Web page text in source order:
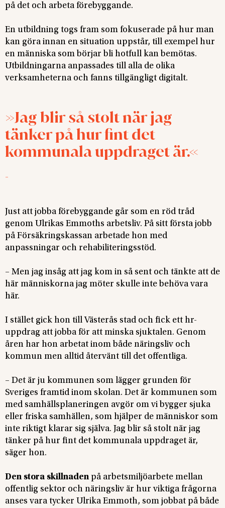
på det och arbeta förebyggande.
En utbildning togs fram som fokuserade på hur man
kan göra innan en situation uppstår, till exempel hur
en människa som börjar bli hotfull kan bemötas.
Utbildningarna anpassades till alla de olika
verksamheterna och fanns tillgängligt digitalt.
Jag blir så stolt när jag
tänker på hur fint det
kommunala uppdraget är.
-
Just att jobba förebyggande går som en röd tråd
genom Ulrikas Emmoths arbetsliv. På sitt första jobb
på Försäkringskassan arbetade hon med
anpassningar och rehabiliteringsstöd.
– Men jag insåg att jag kom in så sent och tänkte att de
här människorna jag möter skulle inte behöva vara
här.
I stället gick hon till Västerås stad och fick ett hr-
uppdrag att jobba för att minska sjuktalen. Genom
åren har hon arbetat inom både näringsliv och
kommun men alltid återvänt till det offentliga.
– Det är ju kommunen som lägger grunden för
Sveriges framtid inom skolan. Det är kommunen som
med samhällsplaneringen avgör om vi bygger sjuka
eller friska samhällen, som hjälper de människor som
inte riktigt klarar sig själva. Jag blir så stolt när jag
tänker på hur fint det kommunala uppdraget är,
säger hon.
Den stora skillnaden på arbetsmiljöarbete mellan
offentlig sektor och näringsliv är hur viktiga frågorna
anses vara tycker Ulrika Emmoth, som jobbat på både